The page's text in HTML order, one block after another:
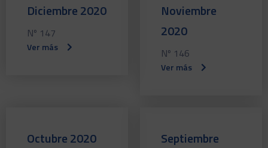
Diciembre 2020
Nº 147
Ver más
Noviembre
2020
Nº 146
Ver más
Octubre 2020
Septiembre